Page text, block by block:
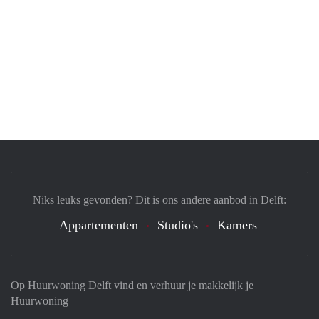
Op Huurwoning Delft vind en verhuur je makkelijk je
Huurwoning
Niks leuks gevonden? Dit is ons andere aanbod in Delft:
Appartementen Studio's Kamers